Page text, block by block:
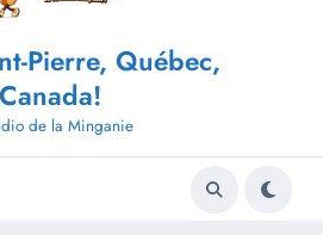
Pierre, Québec,
Canada!
de la Minganie